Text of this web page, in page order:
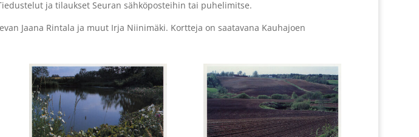
ja tilaukset Seuran sähköposteihin tai puhelimitse.
Jaana Rintala ja muut Irja Niinimäki. Kortteja on saatavana Kauhajoen